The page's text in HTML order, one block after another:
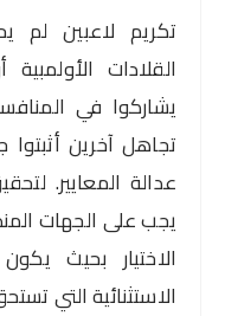
تكريم لاعبين لم
القلادات
يشاركوا في
تجاهل آخرين أثبتوا
عدالة المعايير.
يجب على الجهات
الاختيار بحيث
الاستثنائية التي